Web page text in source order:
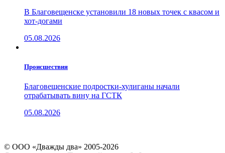
В Благовещенске установили 18 новых точек с квасом и
хот-догами
05.08.2026
Проиcшествия
Благовещенские подростки-хулиганы начали
отрабатывать вину на ГСТК
05.08.2026
© ООО «Дважды два» 2005-2026